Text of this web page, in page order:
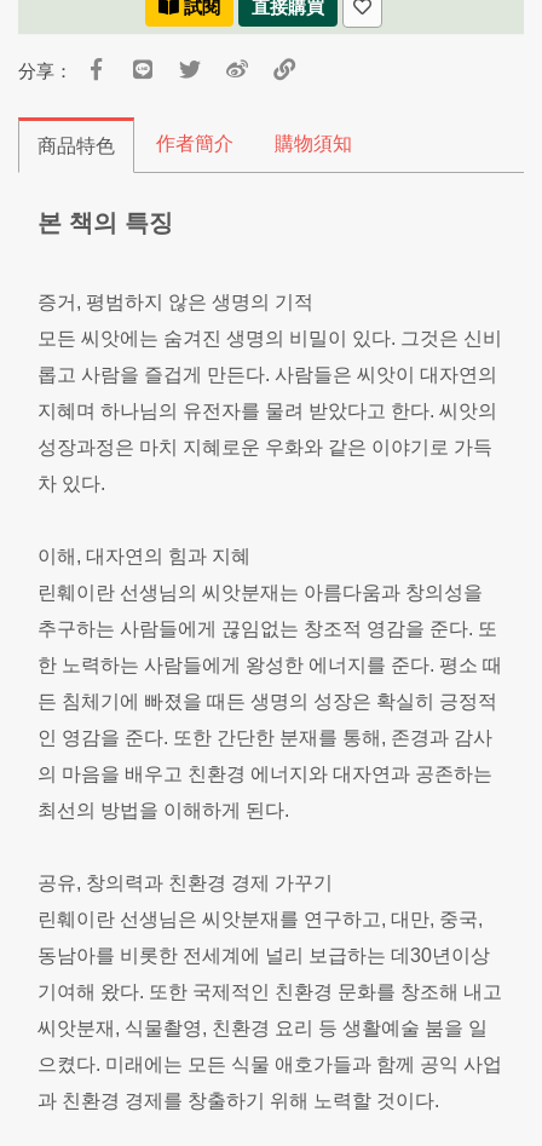
試閱 直接購買
分享：
商品特色 作者簡介 購物須知
본 책의 특징
증거, 평범하지 않은 생명의 기적
모든 씨앗에는 숨겨진 생명의 비밀이 있다. 그것은 신비
롭고 사람을 즐겁게 만든다. 사람들은 씨앗이 대자연의
지혜며 하나님의 유전자를 물려 받았다고 한다. 씨앗의
성장과정은 마치 지혜로운 우화와 같은 이야기로 가득
차 있다.
이해, 대자연의 힘과 지혜
린훼이란 선생님의 씨앗분재는 아름다움과 창의성을
추구하는 사람들에게 끊임없는 창조적 영감을 준다. 또
한 노력하는 사람들에게 왕성한 에너지를 준다. 평소 때
든 침체기에 빠졌을 때든 생명의 성장은 확실히 긍정적
인 영감을 준다. 또한 간단한 분재를 통해, 존경과 감사
의 마음을 배우고 친환경 에너지와 대자연과 공존하는
최선의 방법을 이해하게 된다.
공유, 창의력과 친환경 경제 가꾸기
린훼이란 선생님은 씨앗분재를 연구하고, 대만, 중국,
동남아를 비롯한 전세계에 널리 보급하는 데30년이상
기여해 왔다. 또한 국제적인 친환경 문화를 창조해 내고
씨앗분재, 식물촬영, 친환경 요리 등 생활예술 붐을 일
으켰다. 미래에는 모든 식물 애호가들과 함께 공익 사업
과 친환경 경제를 창출하기 위해 노력할 것이다.